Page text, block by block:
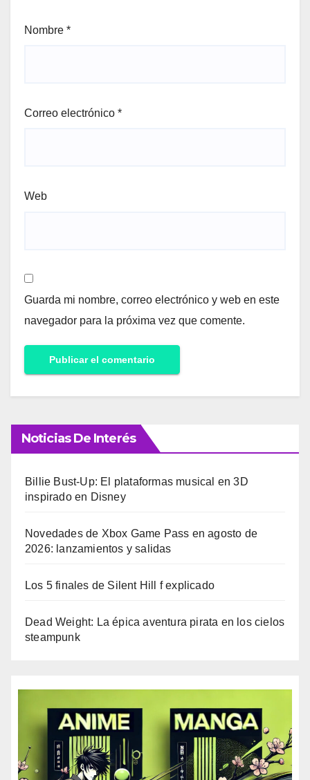
Nombre *
Correo electrónico *
Web
Guarda mi nombre, correo electrónico y web en este
navegador para la próxima vez que comente.
Noticias De Interés
Billie Bust-Up: El plataformas musical en 3D
inspirado en Disney
Novedades de Xbox Game Pass en agosto de
2026: lanzamientos y salidas
Los 5 finales de Silent Hill f explicado
Dead Weight: La épica aventura pirata en los cielos
steampunk